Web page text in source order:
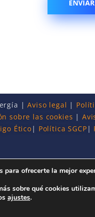
|Aviso legal |
sobre las cookies |
Ético | Política SGCP |
para ofrecerte la mejor
sobre qué cookies
ajustes.